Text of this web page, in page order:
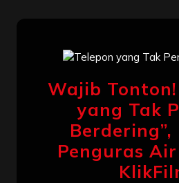
Wajib Tonton!
yang Tak
Berdering”,
Penguras